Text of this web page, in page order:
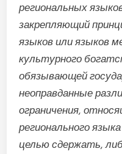
региональных
закрепляющий
языков или языков
культурного
обязывающей
неоправданные
ограничения,
регионального
целью сдержать,